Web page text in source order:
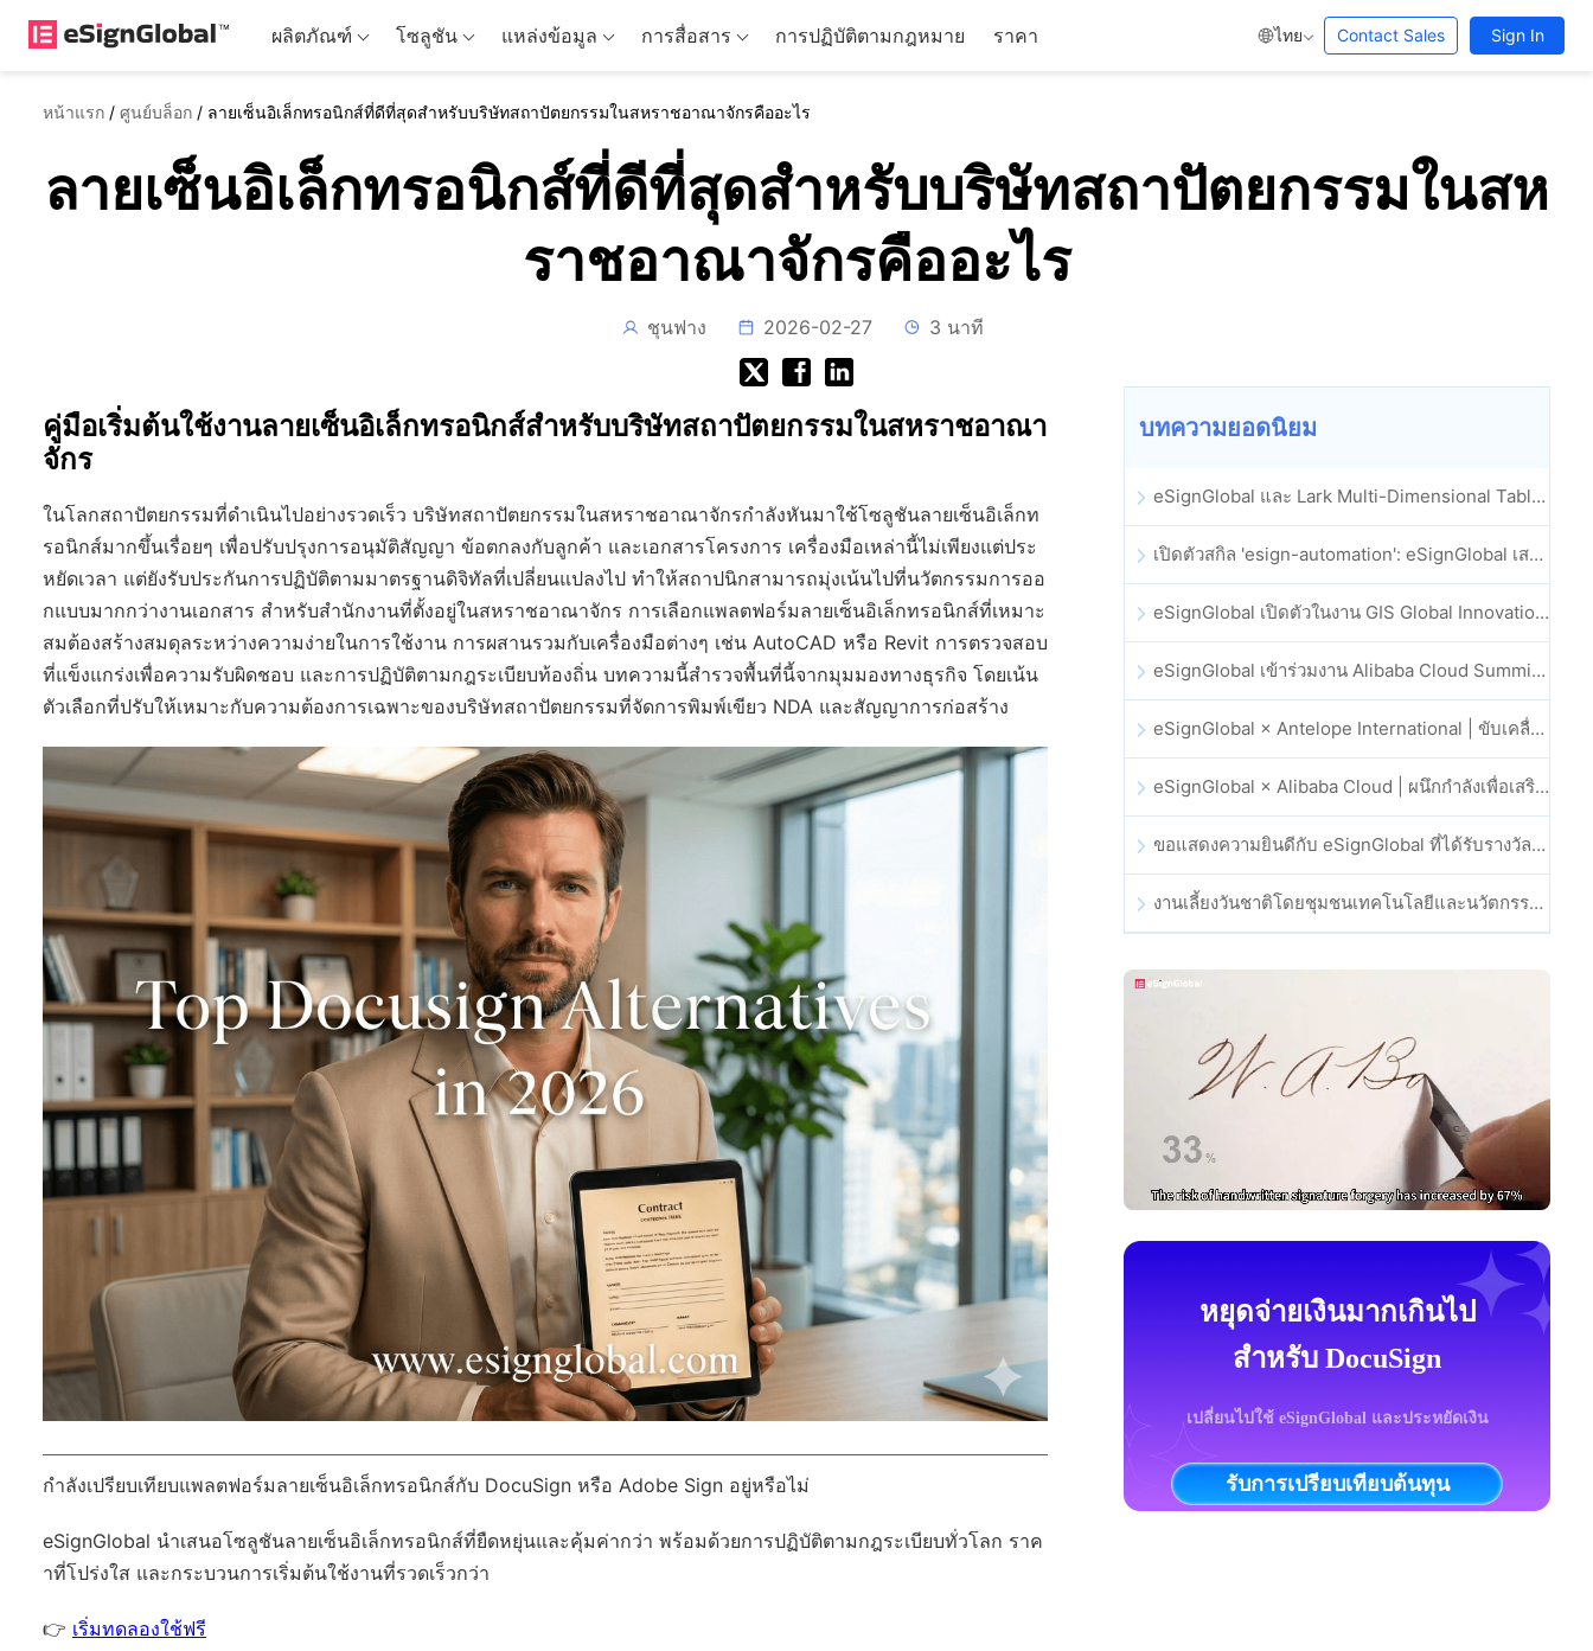
ผลิตภัณฑ์ โซลูชัน แหล่งข้อมูล การสื่อสาร การปฏิบัติตามกฎหมาย ราคา ไทย Contact Sales Sign In
หน้าแรก / ศูนย์บล็อก / ลายเซ็นอิเล็กทรอนิกส์ที่ดีที่สุดสำหรับบริษัทสถาปัตยกรรมในสหราชอาณาจักรคืออะไร
ลายเซ็นอิเล็กทรอนิกส์ที่ดีที่สุดสำหรับบริษัทสถาปัตยกรรมในสห
ราชอาณาจักรคืออะไร
ชุนฟาง 2026-02-27 3 นาที
คู่มือเริ่มต้นใช้งานลายเซ็นอิเล็กทรอนิกส์สำหรับบริษัทสถาปัตยกรรมในสหราชอาณา
จักร
ในโลกสถาปัตยกรรมที่ดำเนินไปอย่างรวดเร็ว บริษัทสถาปัตยกรรมในสหราชอาณาจักรกำลังหันมาใช้โซลูชันลายเซ็นอิเล็กท
รอนิกส์มากขึ้นเรื่อยๆ เพื่อปรับปรุงการอนุมัติสัญญา ข้อตกลงกับลูกค้า และเอกสารโครงการ เครื่องมือเหล่านี้ไม่เพียงแต่ประ
หยัดเวลา แต่ยังรับประกันการปฏิบัติตามมาตรฐานดิจิทัลที่เปลี่ยนแปลงไป ทำให้สถาปนิกสามารถมุ่งเน้นไปที่นวัตกรรมการออ
กแบบมากกว่างานเอกสาร สำหรับสำนักงานที่ตั้งอยู่ในสหราชอาณาจักร การเลือกแพลตฟอร์มลายเซ็นอิเล็กทรอนิกส์ที่เหมาะ
สมต้องสร้างสมดุลระหว่างความง่ายในการใช้งาน การผสานรวมกับเครื่องมือต่างๆ เช่น AutoCAD หรือ Revit การตรวจสอบ
ที่แข็งแกร่งเพื่อความรับผิดชอบ และการปฏิบัติตามกฎระเบียบท้องถิ่น บทความนี้สำรวจพื้นที่นี้จากมุมมองทางธุรกิจ โดยเน้น
ตัวเลือกที่ปรับให้เหมาะกับความต้องการเฉพาะของบริษัทสถาปัตยกรรมที่จัดการพิมพ์เขียว NDA และสัญญาการก่อสร้าง
กำลังเปรียบเทียบแพลตฟอร์มลายเซ็นอิเล็กทรอนิกส์กับ DocuSign หรือ Adobe Sign อยู่หรือไม่
eSignGlobal นำเสนอโซลูชันลายเซ็นอิเล็กทรอนิกส์ที่ยืดหยุ่นและคุ้มค่ากว่า พร้อมด้วยการปฏิบัติตามกฎระเบียบทั่วโลก ราค
าที่โปร่งใส และกระบวนการเริ่มต้นใช้งานที่รวดเร็วกว่า
👉 เริ่มทดลองใช้ฟรี
บทความยอดนิยม
eSignGlobal และ Lark Multi-Dimensional Table ผสานรวมกันอย่างเป็นทางการ: การลงนามและการเก็บถาวรสัญญาอิเล็กทรอนิกส์แบบอัตโนมัติเต็มรูปแบบ
เปิดตัวสกิล 'esign-automation': eSignGlobal เสริมศักยภาพให้ OpenClaw ด้วยลายเซ็นอิเล็กทรอนิกส์อัตโนมัติ
eSignGlobal เปิดตัวในงาน GIS Global Innovation Exhibition 2025
eSignGlobal เข้าร่วมงาน Alibaba Cloud Summit 2025 ที่ฮ่องกง เพื่อขับเคลื่อนนวัตกรรมคลาวด์ที่ขับเคลื่อนด้วย AI และความเชื่อมั่นทางดิจิทัล
eSignGlobal × Antelope International | ขับเคลื่อนเวิร์กโฟลดิจิทัลที่ปลอดภัยและขับเคลื่อนด้วย AI
eSignGlobal × Alibaba Cloud | ผนึกกำลังเพื่อเสริมสร้างความเชื่อมั่นดิจิทัลระดับโลกสำหรับฟินเทค
ขอแสดงความยินดีกับ eSignGlobal ที่ได้รับรางวัล CAHK STAR Award 2025
งานเลี้ยงวันชาติโดยชุมชนเทคโนโลยีและนวัตกรรมฮ่องกง
หยุดจ่ายเงินมากเกินไป
สำหรับ DocuSign
เปลี่ยนไปใช้ eSignGlobal และประหยัดเงิน
รับการเปรียบเทียบต้นทุน